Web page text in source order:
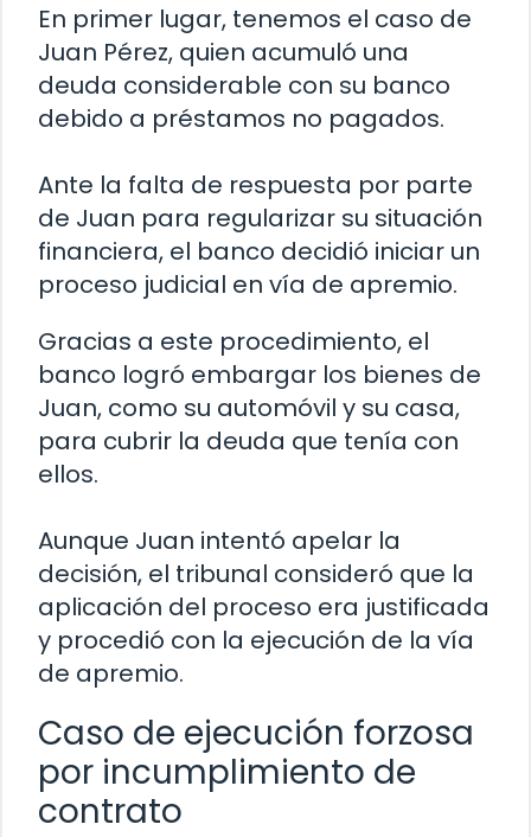
En primer lugar, tenemos el caso de
Juan Pérez, quien acumuló una
deuda considerable con su banco
debido a préstamos no pagados.
Ante la falta de respuesta por parte
de Juan para regularizar su situación
financiera, el banco decidió iniciar un
proceso judicial en vía de apremio.
Gracias a este procedimiento, el
banco logró embargar los bienes de
Juan, como su automóvil y su casa,
para cubrir la deuda que tenía con
ellos.
Aunque Juan intentó apelar la
decisión, el tribunal consideró que la
aplicación del proceso era justificada
y procedió con la ejecución de la vía
de apremio.
Caso de ejecución forzosa
por incumplimiento de
contrato